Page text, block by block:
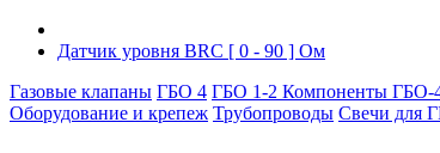
Датчик уровня BRC [ 0 - 90 ] Ом
Газовые клапаны ГБО 4 ГБО 1-2 Компоненты ГБО-
Оборудование и крепеж Трубопроводы Свечи для